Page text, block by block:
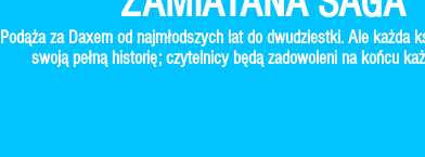
Podąża za Daxem od najmłodszych lat do dwudziestki. Ale każda
swoją pełną historię; czytelnicy będą zadowoleni na końcu